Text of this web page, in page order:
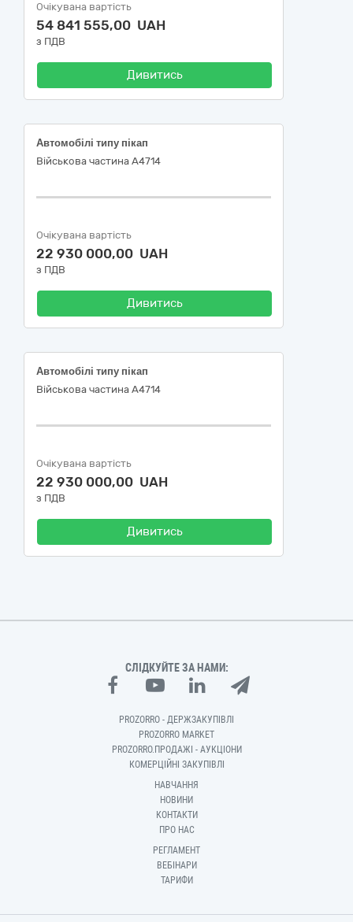
Очікувана вартість
54 841 555,00 UAH
з ПДВ
Дивитись
Автомобілі типу пікап
Військова частина А4714
Очікувана вартість
22 930 000,00 UAH
з ПДВ
Дивитись
Автомобілі типу пікап
Військова частина А4714
Очікувана вартість
22 930 000,00 UAH
з ПДВ
Дивитись
СЛІДКУЙТЕ ЗА НАМИ:
PROZORRO - ДЕРЖЗАКУПІВЛІ
PROZORRO MARKET
PROZORRO.ПРОДАЖІ - АУКЦІОНИ
КОМЕРЦІЙНІ ЗАКУПІВЛІ
НАВЧАННЯ
НОВИНИ
КОНТАКТИ
ПРО НАС
РЕГЛАМЕНТ
ВЕБІНАРИ
ТАРИФИ